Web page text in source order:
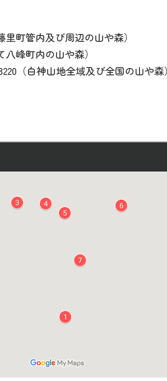
町管内及び周辺の山や森）
峰町内の山や森）
（白神山地全域及び全国の山や森